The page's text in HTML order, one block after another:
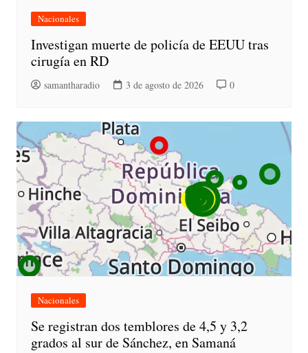
Nacionales
Investigan muerte de policía de EEUU tras
cirugía en RD
samantharadio 3 de agosto de 2026 0
Nacionales
Se registran dos temblores de 4,5 y 3,2
grados al sur de Sánchez, en Samaná